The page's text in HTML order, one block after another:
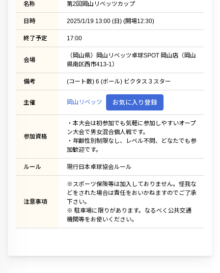
名称 第2回岡山リベッツカップ
日時 2025/1/19 13:00 (日) (開場12:30)
終了予定 17:00
会場
（岡山県）岡山リベッツ卓球SPOT 岡山店（岡山
県南区西市413-1）
備考 (コート数) 6 (ボール) ビクタス３スター
主催 岡山リベッツ お気に入り登録
参加資格
・本大会は初参加でも気軽に参加しやすいオープ
ン大会で男女混合個人戦です。
・年齢性別制限なし、レベル不問、どなたでも参
加歓迎です。
ルール 現行日本卓球協会ルール
注意事項
※スポーツ保険等は加入しておりません。怪我な
どをされた場合は責任をおいかねますのでご了承
下さい。
※ 駐車場に限りがあります。なるべく公共交通
機関等をお使いください。